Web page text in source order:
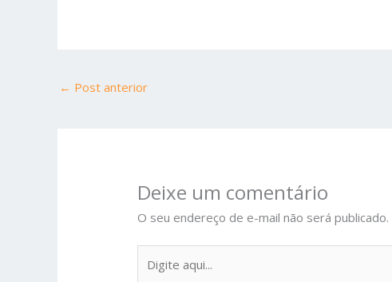
← Post anterior
Deixe um comentário
O seu endereço de e-mail não será publicado.
aqui...